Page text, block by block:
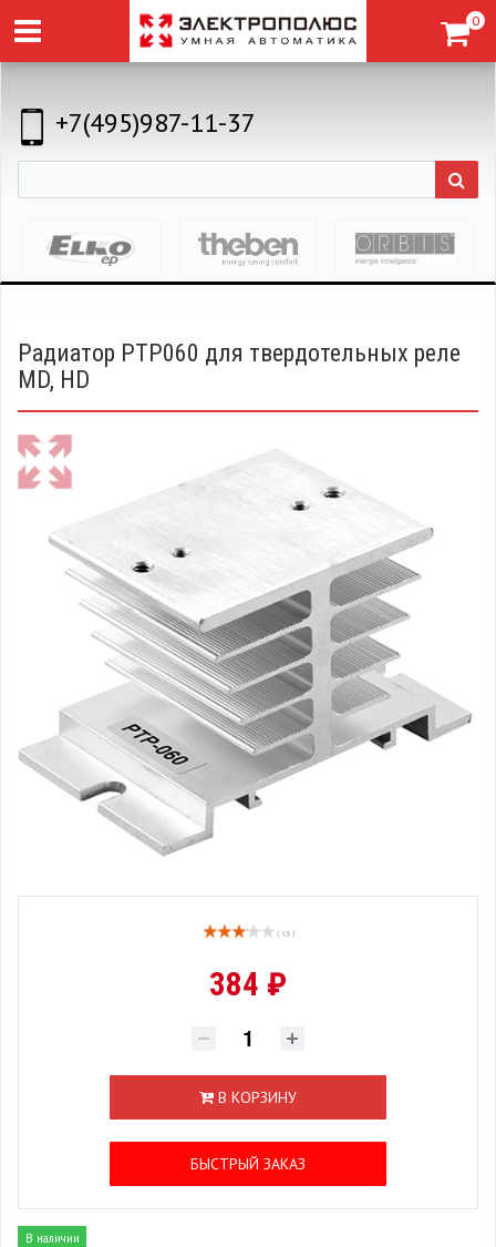
0
+7(495)987-11-37
Радиатор PTP060 для твердотельных реле
MD, HD
( 13 )
384 ₽
В КОРЗИНУ
БЫСТРЫЙ ЗАКАЗ
В наличии